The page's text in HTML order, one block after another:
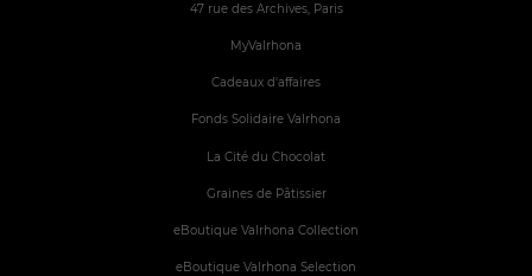
47 rue des Archives, Paris
MyValrhona
Cadeaux d'affaires
Fonds Solidaire Valrhona
La Cité du Chocolat
Graines de Pâtissier
eBoutique Valrhona Collection
eBoutique Valrhona Selection